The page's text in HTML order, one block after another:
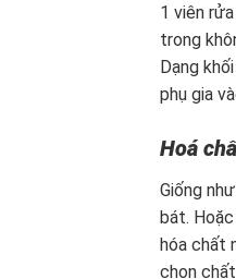
1 viên
trong
Dạng
phụ gia
Hoá
Giống
bát.
hóa chất
chọn